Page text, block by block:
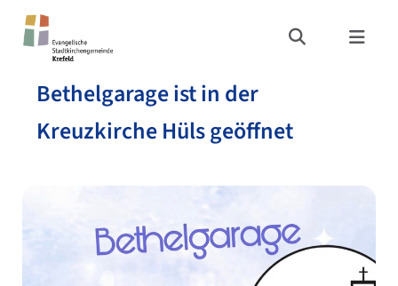
Bethelgarage ist in der
Kreuzkirche Hüls geöffnet